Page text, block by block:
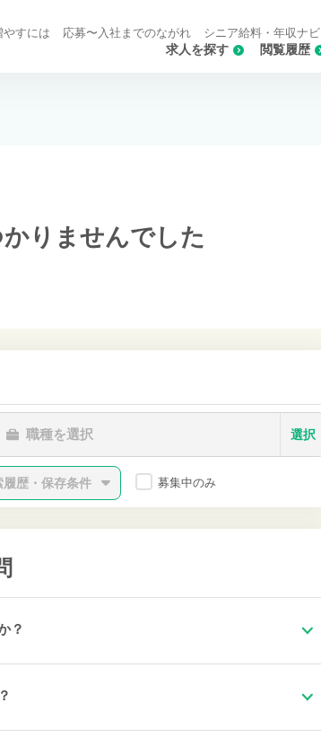
求人を探す 閲覧履歴
やすには 応募〜入社までのながれ シニア給料・年収ナビ
かりませんでした
職種を選択 選択
履歴・保存条件 募集中のみ
？